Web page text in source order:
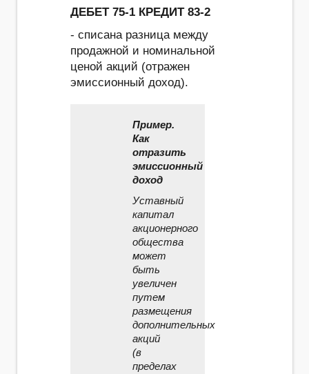
ДЕБЕТ 75-1 КРЕДИТ 83-2
- списана разница между
продажной и номинальной
ценой акций (отражен
эмиссионный доход).
Пример.
Как
отразить
эмиссионный
доход
Уставный
капитал
акционерного
общества
может
быть
увеличен
путем
размещения
дополнительных
акций
(в
пределах